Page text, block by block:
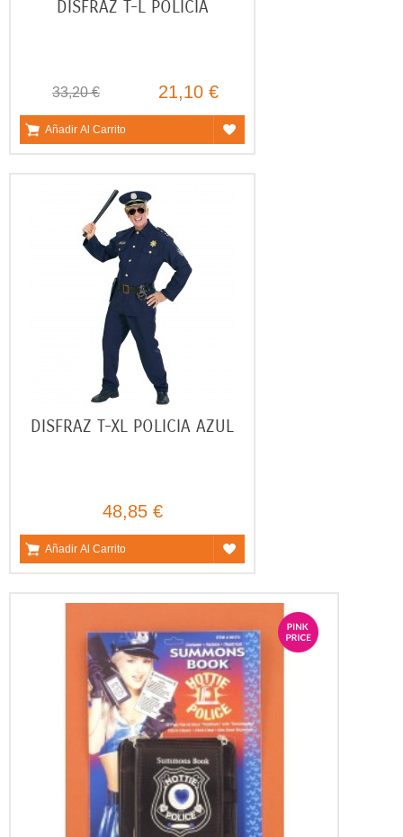
DISFRAZ T-L POLICIA
33,20 € 21,10 €
Añadir Al Carrito
DISFRAZ T-XL POLICIA AZUL
48,85 €
Añadir Al Carrito